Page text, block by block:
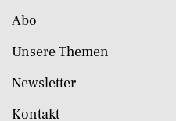
Abo
Unsere Themen
Newsletter
Kontakt